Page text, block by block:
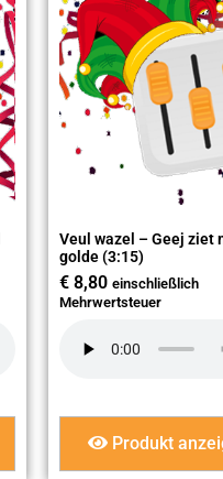
Veul wazel – Geej ziet
golde (3:15)
€ 8,80 einschließlich
Mehrwertsteuer
Produkt